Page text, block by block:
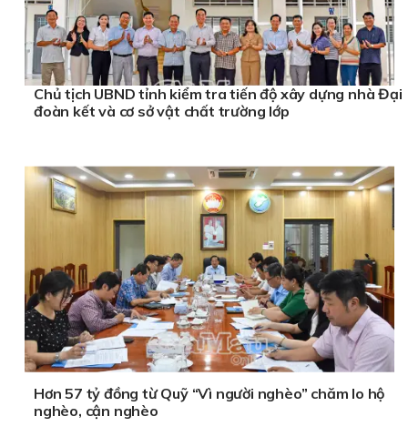
Chủ tịch UBND tỉnh kiểm tra tiến độ xây dựng nhà Đại
đoàn kết và cơ sở vật chất trường lớp
Hơn 57 tỷ đồng từ Quỹ “Vì người nghèo” chăm lo hộ
nghèo, cận nghèo